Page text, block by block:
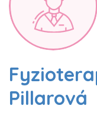
Pillarová